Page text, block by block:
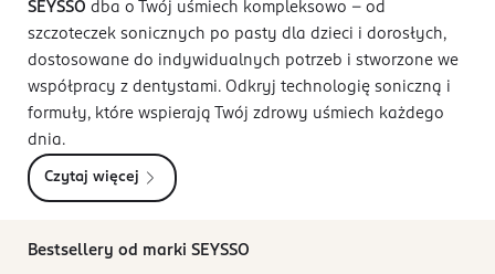
SEYSSO dba o Twój uśmiech kompleksowo – od
szczoteczek sonicznych po pasty dla dzieci i dorosłych,
dostosowane do indywidualnych potrzeb i stworzone we
współpracy z dentystami. Odkryj technologię soniczną i
formuły, które wspierają Twój zdrowy uśmiech każdego
dnia.
Czytaj więcej
Bestsellery od marki SEYSSO